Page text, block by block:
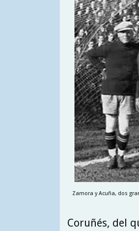
Zamora y Acuña, dos
Coruñés, del